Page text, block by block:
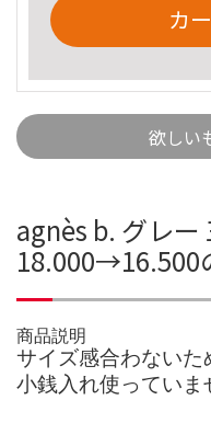
カ
欲しい
agnès b. グレー
18.000→16.500
商品説明
サイズ感合わない
小銭入れ使っていま